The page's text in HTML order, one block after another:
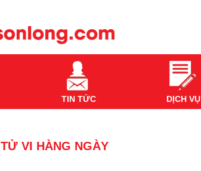
TIN TỨC DỊCH VỤ
TỬ VI HÀNG NGÀY